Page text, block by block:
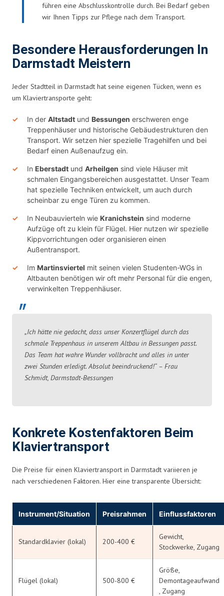
führen eine Abschlusskontrolle durch. Bei Bedarf geben
wir Ihnen Tipps zur Pflege nach dem Transport.
Besondere Herausforderungen In
Darmstadt Meistern
Jeder Stadtteil in Darmstadt hat seine eigenen Tücken, wenn es
um Klaviertransporte geht:
In der Altstadt und Bessungen erschweren enge
Treppenhäuser und historische Gebäudestrukturen den
Transport. Wir setzen hier spezielle Tragehilfen und bei
Bedarf einen Außenaufzug ein.
In Eberstadt und Arheilgen sind viele Häuser mit
schmalen Eingangsbereichen ausgestattet. Unser Team
hat spezielle Techniken entwickelt, um auch durch
scheinbar zu enge Türen zu kommen.
In Neubauvierteln wie Kranichstein sind moderne
Aufzüge oft zu klein für Flügel. Hier nutzen wir spezielle
Kippvorrichtungen oder organisieren einen
Außentransport.
Im Martinsviertel mit seinen vielen Studenten-WGs in
Altbauten benötigen wir oft mehr Personal für die engen,
verwinkelten Treppenhäuser.
„Ich hätte nie gedacht, dass unser Konzertflügel durch das
schmale Treppenhaus in unserem Altbau in Bessungen passt.
Das Team hat wahre Wunder vollbracht und alles in unter
zwei Stunden erledigt. Absolut beeindruckend!“ – Frau
Schmidt, Darmstadt-Bessungen
Konkrete Kostenfaktoren Beim
Klaviertransport
Die Preise für einen Klaviertransport in Darmstadt variieren je
nach verschiedenen Faktoren. Hier eine transparente Übersicht:
Instrument/Situation Preisrahmen Einflussfaktoren
Standardklavier (lokal) 200-400 €
Gewicht,
Stockwerke, Zugang
Flügel (lokal) 500-800 €
Größe,
Demontageaufwand
, Zugang